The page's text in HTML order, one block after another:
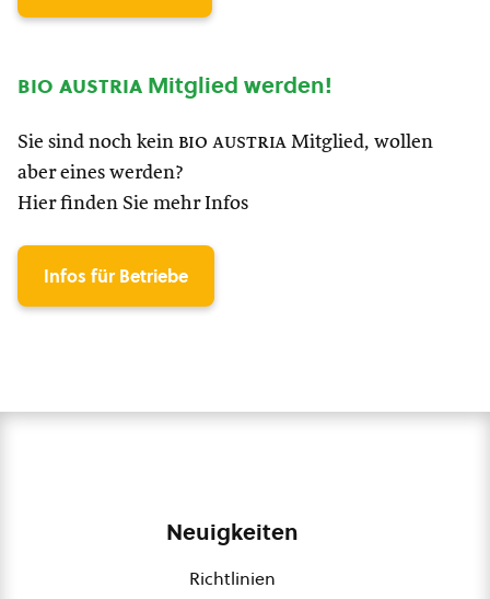
bio austria Mitglied werden!
Sie sind noch kein bio austria Mitglied, wollen
aber eines werden?
Hier finden Sie mehr Infos
Infos für Betriebe
Neuigkeiten
Richtlinien